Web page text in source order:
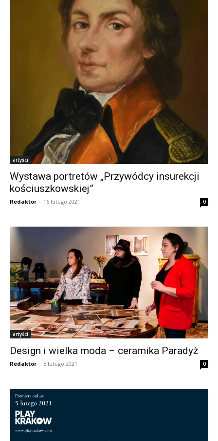
artyści
Wystawa portretów „Przywódcy insurekcji
kościuszkowskiej”
Redaktor - 16 lutego 2021 0
artyści
Design i wielka moda – ceramika Paradyż
Redaktor - 5 lutego 2021 0